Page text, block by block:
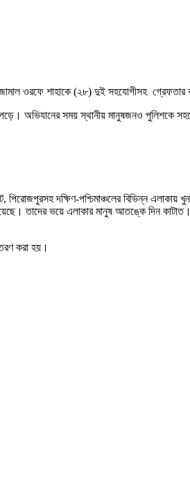
জামাল ওরফে শাহাকে (২৮) দুই সহযোগীসহ গ্রেফতার
অভিযানের সময় স্থানীয় মানুষজনও পুলিশকে
পিরোজপুরসহ দক্ষিণ-পশ্চিমাঞ্চলের বিভিন্ন
তাদের ভয়ে এলাকার মানুষ আতঙ্কে দিন
করা হয়।